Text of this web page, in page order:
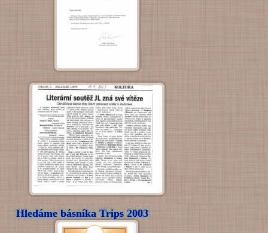
Hledáme básníka Trips 2003